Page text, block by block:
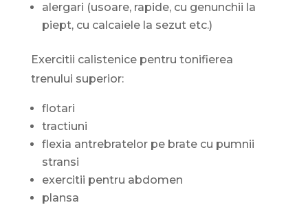
alergari (usoare, rapide, cu genunchii la
piept, cu calcaiele la sezut etc.)
Exercitii calistenice pentru tonifierea
trenului superior:
flotari
tractiuni
flexia antrebratelor pe brate cu pumnii
stransi
exercitii pentru abdomen
plansa